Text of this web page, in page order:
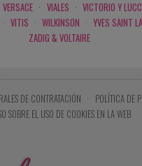
VERSACE · VIALES · VICTORIO Y
· VITIS · WILKINSON · YVES SAINT
ZADIG & VOLTAIRE
DE CONTRATACIÓN · POLÍTICA DE
SOBRE EL USO DE COOKIES EN LA WEB